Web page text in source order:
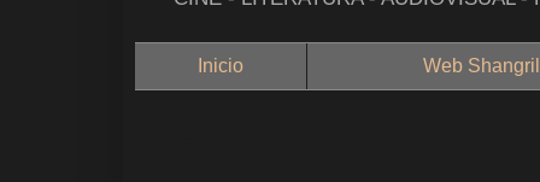
Inicio Web